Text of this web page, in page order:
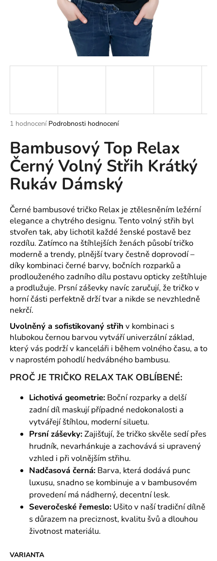
Průměrné
produktu
je
5,0
z
5
hvězdiček.
1 hodnocení Podrobnosti hodnocení
Bambusový Top Relax
Černý Volný Střih Krátký
Rukáv Dámský
Černé bambusové tričko Relax je ztělesněním ležérní
elegance a chytrého designu. Tento volný střih byl
stvořen tak, aby lichotil každé ženské postavě bez
rozdílu. Zatímco na štíhlejších ženách působí tričko
moderně a trendy, plnější tvary čestně doprovodí –
díky kombinaci černé barvy, bočních rozparků a
prodlouženého zadního dílu postavu opticky zeštíhluje
a prodlužuje. Prsní záševky navíc zaručují, že tričko v
horní části perfektně drží tvar a nikde se nevzhledně
nekrčí.
Uvolněný a sofistikovaný střih v kombinaci s
hlubokou černou barvou vytváří univerzální základ,
který vás podrží v kanceláři i během volného času, a to
v naprostém pohodlí hedvábného bambusu.
PROČ JE TRIČKO RELAX TAK OBLÍBENÉ:
Lichotivá geometrie: Boční rozparky a delší
zadní díl maskují případné nedokonalosti a
vytvářejí štíhlou, moderní siluetu.
Prsní záševky:Zajišťují, že tričko skvěle sedí přes
hrudník, nevarhánkuje a zachovává si upravený
vzhled i při volnějším střihu.
Nadčasová černá: Barva, která dodává punc
luxusu, snadno se kombinuje a v bambusovém
provedení má nádherný, decentní lesk.
Severočeské řemeslo: Ušito v naší tradiční dílně
s důrazem na preciznost, kvalitu švů a dlouhou
životnost materiálu.
VARIANTA
?
HLEDAT
D
o
p
o
u
č
u
j
e
m
e